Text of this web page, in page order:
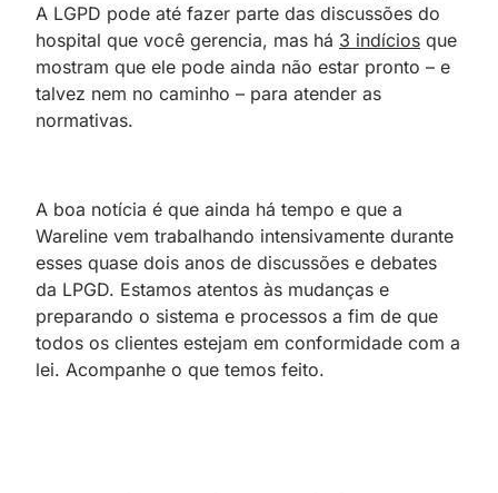
A LGPD pode até fazer parte das discussões do
hospital que você gerencia, mas há 3 indícios que
mostram que ele pode ainda não estar pronto – e
talvez nem no caminho – para atender as
normativas.
A boa notícia é que ainda há tempo e que a
Wareline vem trabalhando intensivamente durante
esses quase dois anos de discussões e debates
da LPGD. Estamos atentos às mudanças e
preparando o sistema e processos a fim de que
todos os clientes estejam em conformidade com a
lei. Acompanhe o que temos feito.